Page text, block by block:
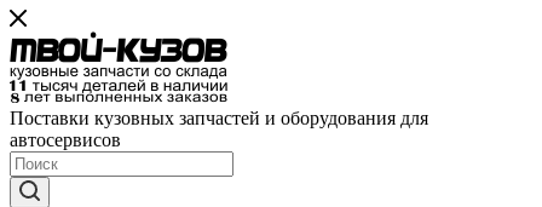
Поставки кузовных запчастей и оборудования для
автосервисов